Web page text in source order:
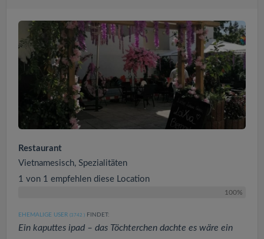
Restaurant
Vietnamesisch, Spezialitäten
1 von 1 empfehlen diese Location
100%
EHEMALIGE USER (3742 ) FINDET:
Ein kaputtes ipad – das Töchterchen dachte es wäre ein